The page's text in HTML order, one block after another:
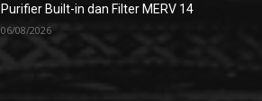
Purifier Built-in dan Filter MERV 14
06/08/2026